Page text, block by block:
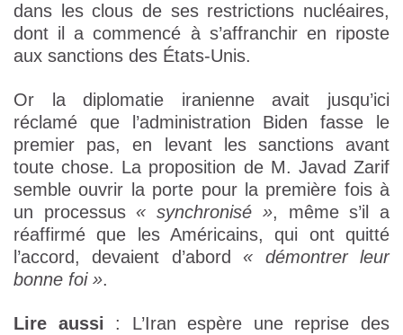
dans les clous de ses restrictions nucléaires,
dont il a commencé à s’affranchir en riposte
aux sanctions des États-Unis.
Or la diplomatie iranienne avait jusqu’ici
réclamé que l’administration Biden fasse le
premier pas, en levant les sanctions avant
toute chose. La proposition de M. Javad Zarif
semble ouvrir la porte pour la première fois à
un processus « synchronisé », même s’il a
réaffirmé que les Américains, qui ont quitté
l’accord, devaient d’abord « démontrer leur
bonne foi ».
Lire aussi : L’Iran espère une reprise des